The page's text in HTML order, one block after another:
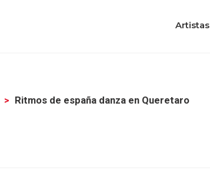
Artistas
Ritmos de españa danza en Queretaro